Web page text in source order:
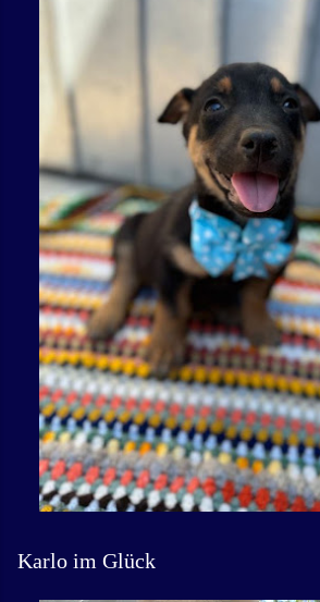
Karlo im Glück